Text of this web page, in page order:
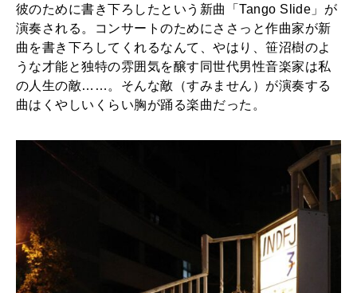
彼のために書き下ろしたという新曲「Tango Slide」が
演奏される。コンサートのためにささっと作曲家が新
曲を書き下ろしてくれるなんて、やはり、笹沼樹のよ
うな才能と独特の雰囲気を醸す同世代男性音楽家は私
の人生の敵……。そんな敵（すみません）が演奏する
曲はくやしいくらい胸が踊る楽曲だった。